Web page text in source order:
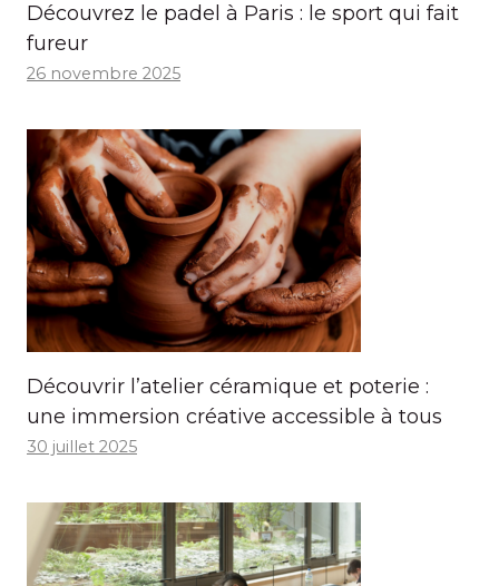
Découvrez le padel à Paris : le sport qui fait
fureur
26 novembre 2025
Découvrir l’atelier céramique et poterie :
une immersion créative accessible à tous
30 juillet 2025